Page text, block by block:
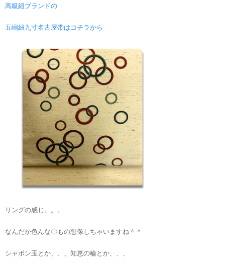
高級紐ブランドの
五嶋紐九寸名古屋帯はコチラから
リングの感じ。。。
なんだか色んな〇もの想像しちゃいますね＾＾
シャボン玉とか、、、知恵の輪とか、、、